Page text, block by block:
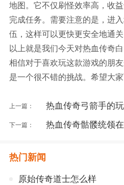
地图。它不仅刷怪效率高，收
完成任务。需要注意的是，进
伍，这样可以更快更安全地通关
以上就是我们今天对热血传奇
相信对于喜欢玩这款游戏的朋
是一个很不错的挑战。希望大家
上一篇： 热血传奇弓箭手的
下一篇： 热血传奇骷髅统领
热门新闻
原始传奇道士怎么样